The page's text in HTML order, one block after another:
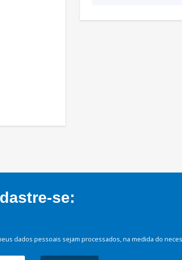
se:
dados pessoais sejam processados, na medida do